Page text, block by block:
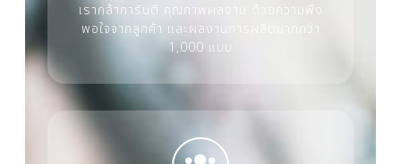
เรากล้าการันตี คุณภาพผลงาน ด้วยความพึง
พอใจจากลูกค้า และผลงานการผลิตมากกว่า
1,000 แบบ